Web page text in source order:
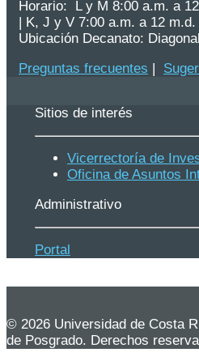
Horario: L y M 8:00 a.m. a
| K, J y V 7:00 a.m. a 12
Ubicación Decanato:
Preguntas frecuentes
Sitios de interés
Vicerrectoría de
Oficina de Asuntos
Administrativo
Portal
© 2026 Universidad de Costa
de Posgrado. Derechos